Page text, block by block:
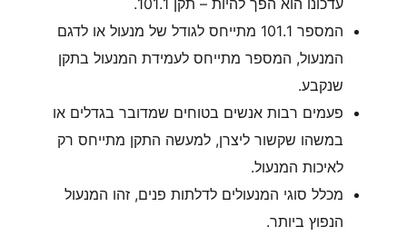
עדכונו הוא הפך להיות – תקן 101.1.
המספר 101.1 מתייחס לגודל של מנעול או לדגם
המנעול, המספר מתייחס לעמידת המנעול בתקן
שנקבע.
פעמים רבות אנשים בטוחים שמדובר בגדלים או
במשהו שקשור ליצרן, למעשה התקן מתייחס רק
לאיכות המנעול.
מכלל סוגי המנעולים לדלתות פנים, זהו המנעול
הנפוץ ביותר.